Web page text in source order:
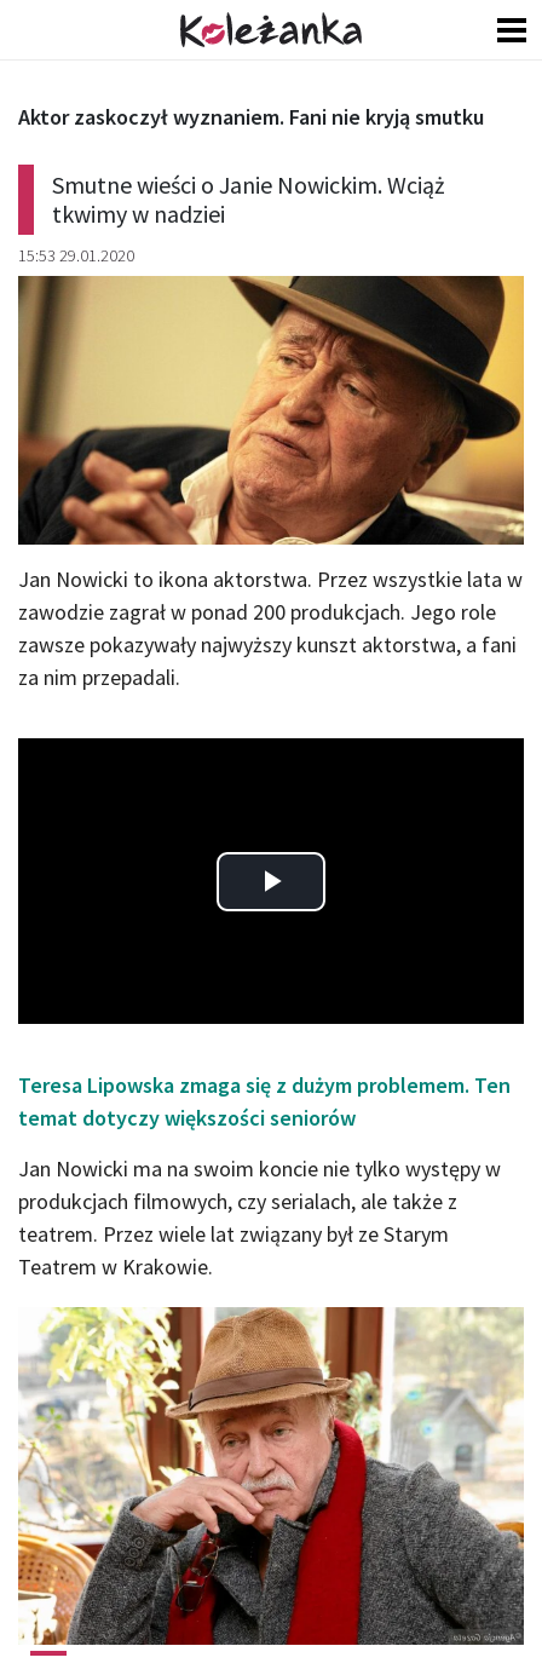
Smutne wieści o Janie Nowickim. Wciąż
tkwimy w nadziei
15:53 29.01.2020
Aktor zaskoczył wyznaniem. Fani nie kryją smutku
Jan Nowicki to ikona aktorstwa. Przez wszystkie lata w
zawodzie zagrał w ponad 200 produkcjach. Jego role
zawsze pokazywały najwyższy kunszt aktorstwa, a fani
za nim przepadali.
Play
Teresa Lipowska zmaga się z dużym problemem. Ten
temat dotyczy większości seniorów
Jan Nowicki ma na swoim koncie nie tylko występy w
produkcjach filmowych, czy serialach, ale także z
teatrem. Przez wiele lat związany był ze Starym
Teatrem w Krakowie.